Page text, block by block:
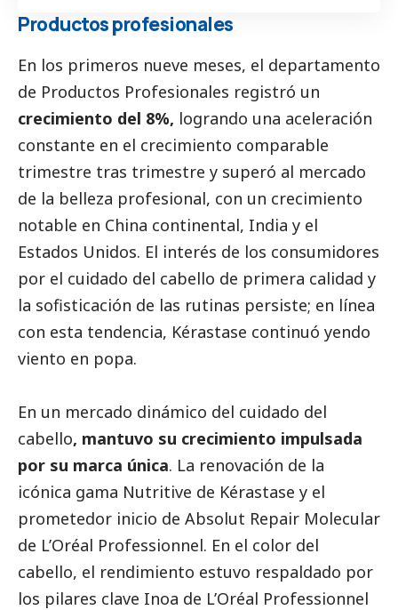
Productos profesionales
En los primeros nueve meses, el departamento
de Productos Profesionales registró un
crecimiento del 8%, logrando una aceleración
constante en el crecimiento comparable
trimestre tras trimestre y superó al mercado
de la belleza profesional, con un crecimiento
notable en China continental, India y el
Estados Unidos. El interés de los consumidores
por el cuidado del cabello de primera calidad y
la sofisticación de las rutinas persiste; en línea
con esta tendencia, Kérastase continuó yendo
viento en popa.
En un mercado dinámico del cuidado del
cabello, mantuvo su crecimiento impulsada
por su marca única. La renovación de la
icónica gama Nutritive de Kérastase y el
prometedor inicio de Absolut Repair Molecular
de L’Oréal Professionnel. En el color del
cabello, el rendimiento estuvo respaldado por
los pilares clave Inoa de L’Oréal Professionnel